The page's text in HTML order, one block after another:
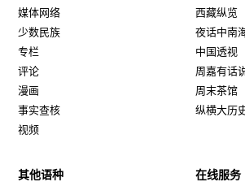
媒体网络
少数民族
专栏
评论
漫画
事实查核
视频
西藏纵览
夜话中南
中国透视
周嘉有话
周末茶馆
纵横大历
其他语种 在线服务